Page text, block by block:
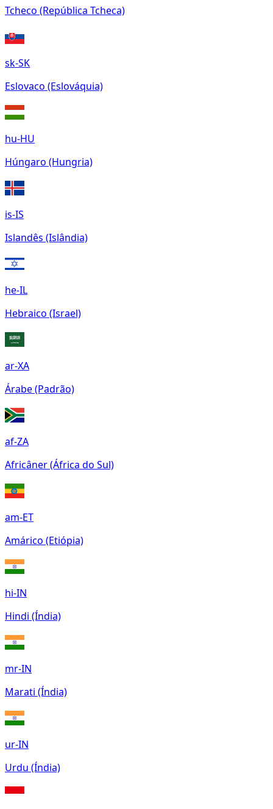
Tcheco (República Tcheca)
sk-SK
Eslovaco (Eslováquia)
hu-HU
Húngaro (Hungria)
is-IS
Islandês (Islândia)
he-IL
Hebraico (Israel)
ar-XA
Árabe (Padrão)
af-ZA
Africâner (África do Sul)
am-ET
Amárico (Etiópia)
hi-IN
Hindi (Índia)
mr-IN
Marati (Índia)
ur-IN
Urdu (Índia)